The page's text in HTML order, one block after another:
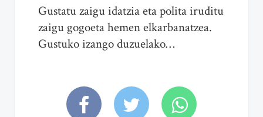
Gustatu zaigu idatzia eta polita iruditu
zaigu gogoeta hemen elkarbanatzea.
Gustuko izango duzuelako…